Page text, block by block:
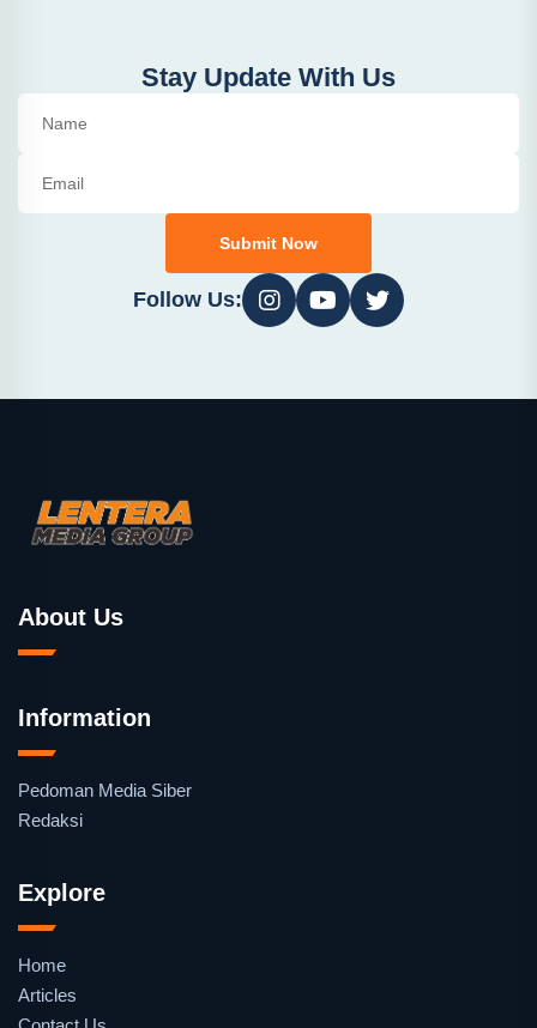
Stay Update With Us
Submit Now
Follow Us:
About Us
Information
Pedoman Media Siber
Redaksi
Explore
Home
Articles